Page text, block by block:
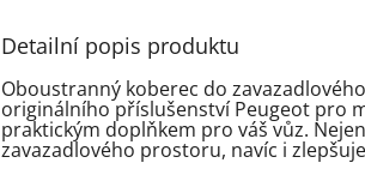
Detailní popis produktu
Oboustranný koberec do
originálního příslušenství Peugeot pro
praktickým doplňkem pro váš vůz.
zavazadlového prostoru, navíc i